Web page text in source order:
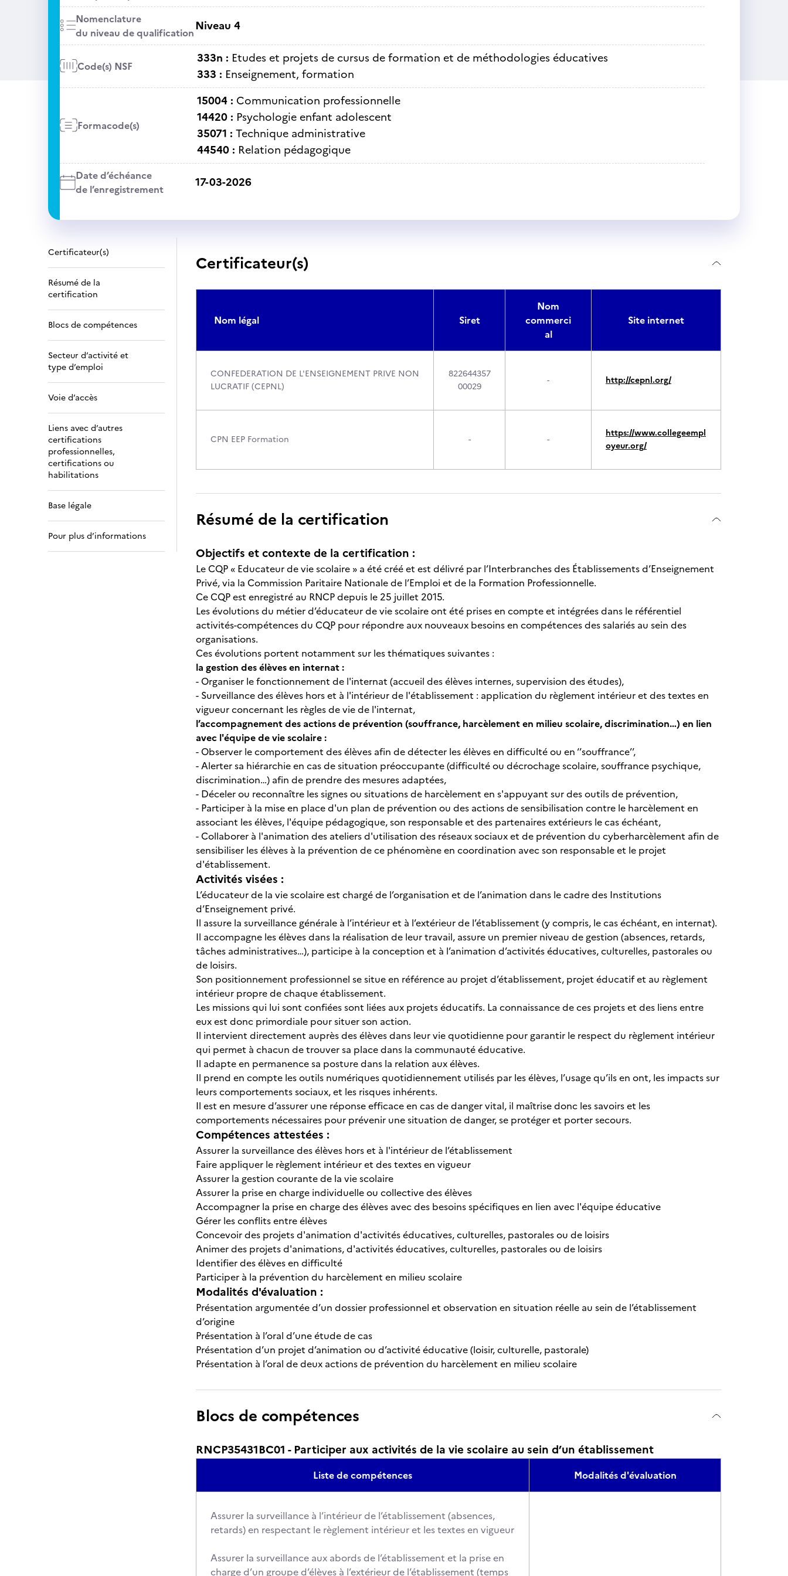
Nomenclature
du niveau de qualificationNiveau 4
Code(s) NSF
333n : Etudes et projets de cursus de formation et de méthodologies éducatives
333 : Enseignement, formation
Formacode(s)
15004 : Communication professionnelle
14420 : Psychologie enfant adolescent
35071 : Technique administrative
44540 : Relation pédagogique
Date d’échéance
de l’enregistrement
17-03-2026
Certificateur(s)
Résumé de la
certification
Blocs de compétences
Secteur d’activité et
type d’emploi
Voie d’accès
Liens avec d’autres
certifications
professionnelles,
certifications ou
habilitations
Base légale
Pour plus d’informations
Certificateur(s)
Nom légal Siret
Nom
commerci
al
Site internet
CONFEDERATION DE L'ENSEIGNEMENT PRIVE NON
LUCRATIF (CEPNL)
822644357
00029
- http://cepnl.org/
CPN EEP Formation - -
https://www.collegeempl
oyeur.org/
Résumé de la certification
Objectifs et contexte de la certification :
Le CQP « Educateur de vie scolaire » a été créé et est délivré par l’Interbranches des Établissements d’Enseignement
Privé, via la Commission Paritaire Nationale de l’Emploi et de la Formation Professionnelle.
Ce CQP est enregistré au RNCP depuis le 25 juillet 2015.
Les évolutions du métier d’éducateur de vie scolaire ont été prises en compte et intégrées dans le référentiel
activités-compétences du CQP pour répondre aux nouveaux besoins en compétences des salariés au sein des
organisations.
Ces évolutions portent notamment sur les thématiques suivantes :
la gestion des élèves en internat :
- Organiser le fonctionnement de l'internat (accueil des élèves internes, supervision des études),
- Surveillance des élèves hors et à l'intérieur de l'établissement : application du règlement intérieur et des textes en
vigueur concernant les règles de vie de l'internat,
l’accompagnement des actions de prévention (souffrance, harcèlement en milieu scolaire, discrimination…) en lien
avec l'équipe de vie scolaire :
- Observer le comportement des élèves afin de détecter les élèves en difficulté ou en ‘’souffrance’’,
- Alerter sa hiérarchie en cas de situation préoccupante (difficulté ou décrochage scolaire, souffrance psychique,
discrimination…) afin de prendre des mesures adaptées,
- Déceler ou reconnaître les signes ou situations de harcèlement en s'appuyant sur des outils de prévention,
- Participer à la mise en place d'un plan de prévention ou des actions de sensibilisation contre le harcèlement en
associant les élèves, l'équipe pédagogique, son responsable et des partenaires extérieurs le cas échéant,
- Collaborer à l'animation des ateliers d'utilisation des réseaux sociaux et de prévention du cyberharcèlement afin de
sensibiliser les élèves à la prévention de ce phénomène en coordination avec son responsable et le projet
d'établissement.
Activités visées :
L’éducateur de la vie scolaire est chargé de l’organisation et de l’animation dans le cadre des Institutions
d’Enseignement privé.
Il assure la surveillance générale à l’intérieur et à l’extérieur de l’établissement (y compris, le cas échéant, en internat).
Il accompagne les élèves dans la réalisation de leur travail, assure un premier niveau de gestion (absences, retards,
tâches administratives…), participe à la conception et à l’animation d’activités éducatives, culturelles, pastorales ou
de loisirs.
Son positionnement professionnel se situe en référence au projet d’établissement, projet éducatif et au règlement
intérieur propre de chaque établissement.
Les missions qui lui sont confiées sont liées aux projets éducatifs. La connaissance de ces projets et des liens entre
eux est donc primordiale pour situer son action.
Il intervient directement auprès des élèves dans leur vie quotidienne pour garantir le respect du règlement intérieur
qui permet à chacun de trouver sa place dans la communauté éducative.
Il adapte en permanence sa posture dans la relation aux élèves.
Il prend en compte les outils numériques quotidiennement utilisés par les élèves, l’usage qu’ils en ont, les impacts sur
leurs comportements sociaux, et les risques inhérents.
Il est en mesure d’assurer une réponse efficace en cas de danger vital, il maîtrise donc les savoirs et les
comportements nécessaires pour prévenir une situation de danger, se protéger et porter secours.
Compétences attestées :
Assurer la surveillance des élèves hors et à l'intérieur de l’établissement
Faire appliquer le règlement intérieur et des textes en vigueur
Assurer la gestion courante de la vie scolaire
Assurer la prise en charge individuelle ou collective des élèves
Accompagner la prise en charge des élèves avec des besoins spécifiques en lien avec l'équipe éducative
Gérer les conflits entre élèves
Concevoir des projets d'animation d'activités éducatives, culturelles, pastorales ou de loisirs
Animer des projets d'animations, d'activités éducatives, culturelles, pastorales ou de loisirs
Identifier des élèves en difficulté
Participer à la prévention du harcèlement en milieu scolaire
Modalités d'évaluation :
Présentation argumentée d’un dossier professionnel et observation en situation réelle au sein de l’établissement
d’origine
Présentation à l’oral d’une étude de cas
Présentation d’un projet d’animation ou d’activité éducative (loisir, culturelle, pastorale)
Présentation à l’oral de deux actions de prévention du harcèlement en milieu scolaire
Blocs de compétences
RNCP35431BC01 - Participer aux activités de la vie scolaire au sein d’un établissement
Liste de compétences Modalités d'évaluation
Assurer la surveillance à l’intérieur de l’établissement (absences,
retards) en respectant le règlement intérieur et les textes en vigueur
Assurer la surveillance aux abords de l’établissement et la prise en
charge d’un groupe d’élèves à l’extérieur de l’établissement (temps